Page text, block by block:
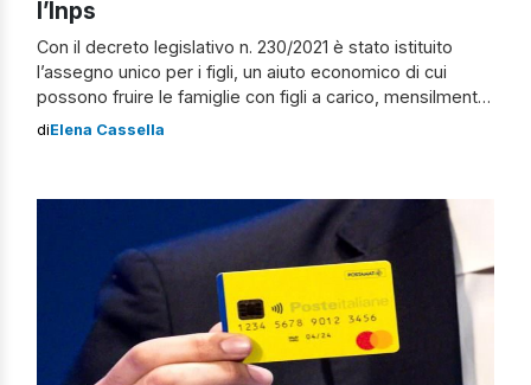
l’Inps
Con il decreto legislativo n. 230/2021 è stato istituito
l’assegno unico per i figli, un aiuto economico di cui
possono fruire le famiglie con figli a carico, mensilmente,
a decorrere dal 1° marzo 2022 in base all’ISEE. Ebbene,
[…]
diElena Cassella